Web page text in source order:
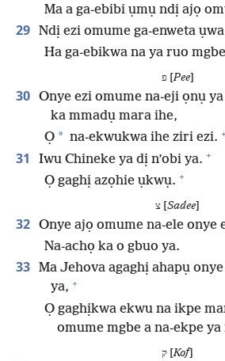
Ma a ga-ebibi ụmụ ndị ajọ
29 Ndị ezi omume ga-enweta
Ha ga-ebikwa na ya ruo
פ [Pee]
30 Onye ezi omume na-eji ọnụ
ka mmadụ mara ihe,
Ọ * na-ekwukwa ihe ziri ezi. +
31 Iwu Chineke ya dị n’obi ya. +
Ọ gaghị azọhie ụkwụ. +
צ [Sadee]
32 Onye ajọ omume na-ele onye
Na-achọ ka o gbuo ya.
33 Ma Jehova agaghị ahapụ
ya, +
Ọ gaghịkwa ekwu na ikpe
omume mgbe a na-ekpe ya
ק [Kof]